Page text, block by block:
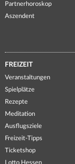
Partnerhoroskop
Aszendent
FREIZEIT
Veranstaltungen
Spielplätze
Rezepte
Meditation
Ausflugsziele
Freizeit-Tipps
Ticketshop
Lotto Hessen